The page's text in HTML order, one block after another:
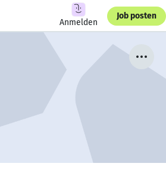
Anmelden
Job posten